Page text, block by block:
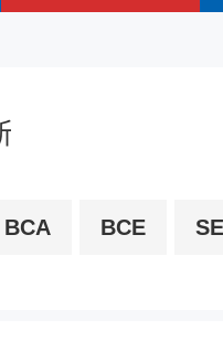
BCA BCE